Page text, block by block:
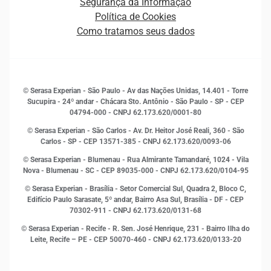
Empreendedorismo
Estudos e Pesquisas
Inovação e Tecnologia
Leis e impostos
Marketing
Open Finance
Proteção de Dados
Sustentabilidade Corporativa
Sala de Imprensa
Política de Cookies
Como tratamos seus dados
© Serasa Experian - São Paulo - Av das Nações Unidas, 14.401 - Torre
Sucupira - 24º andar - Chácara Sto. Antônio - São Paulo - SP - CEP
04794-000 - CNPJ 62.173.620/0001-80
© Serasa Experian - São Carlos - Av. Dr. Heitor José Reali, 360 - São
Carlos - SP - CEP 13571-385 - CNPJ 62.173.620/0093-06
© Serasa Experian - Blumenau - Rua Almirante Tamandaré, 1024 - Vila
Nova - Blumenau - SC - CEP 89035-000 - CNPJ 62.173.620/0104-95
© Serasa Experian - Brasília - Setor Comercial Sul, Quadra 2, Bloco C,
Edifício Paulo Sarasate, 5º andar, Bairro Asa Sul, Brasília - DF - CEP
70302-911 - CNPJ 62.173.620/0131-68
© Serasa Experian - Recife - R. Sen. José Henrique, 231 - Bairro Ilha do
Leite, Recife – PE - CEP 50070-460 - CNPJ 62.173.620/0133-20